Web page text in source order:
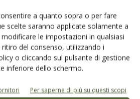
a quanto sopra o per fare
scelte saranno applicate solamente a
le impostazioni in qualsiasi
del consenso, utilizzando i
o cliccando sul pulsante di gestione
inferiore dello schermo.
Per saperne di più su questi scopi
e sito web in questo browser per la